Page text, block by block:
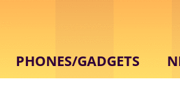
PHONES/GADGETS